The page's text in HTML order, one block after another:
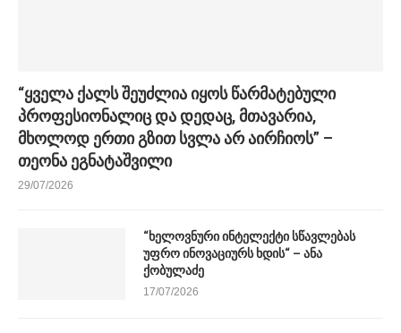
“ყველა ქალს შეუძლია იყოს წარმატებული
პროფესიონალიც და დედაც, მთავარია,
მხოლოდ ერთი გზით სვლა არ აირჩიოს” –
თეონა ეგნატაშვილი
29/07/2026
“ხელოვნური ინტელექტი სწავლებას
უფრო ინოვაციურს ხდის“ – ანა
ქობულაძე
17/07/2026